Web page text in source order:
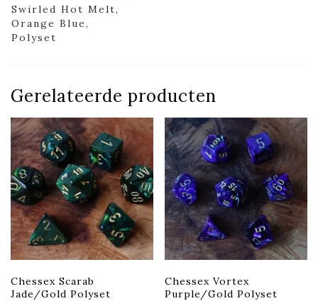
Swirled Hot Melt,
Orange Blue,
Polyset
Gerelateerde producten
Chessex Scarab
Jade/Gold Polyset
Chessex Vortex
Purple/Gold Polyset